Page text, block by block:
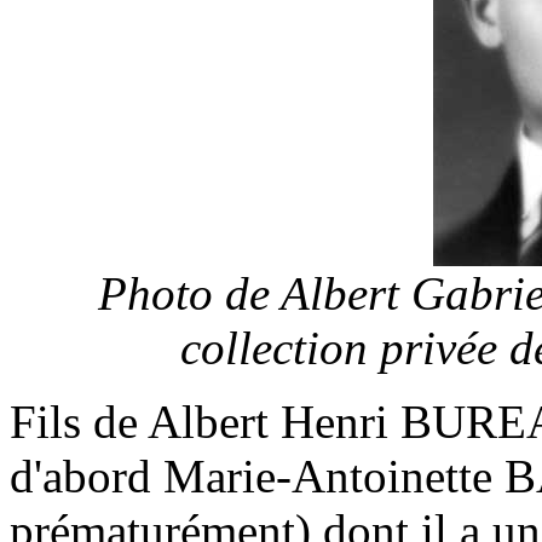
Photo de Albert
collection privée
Fils de Albert Henri
d'abord Marie-Antoinette
prématurément) dont il a